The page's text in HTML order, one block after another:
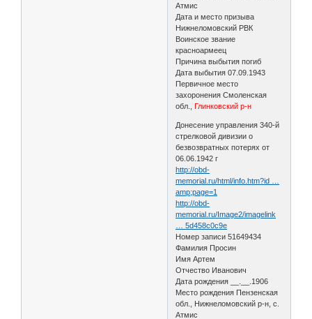
Атмис
Дата и место призыва
Нижнеломовский РВК
Воинское звание
красноармеец
Причина выбытия погиб
Дата выбытия 07.09.1943
Первичное место
захоронения Смоленская
обл., Глинковский р-н
Донесение управления 340-й
стрелковой дивизии о
безвозвратных потерях от
06.06.1942 г
http://obd-
memorial.ru/html/info.htm?id …
amp;page=1
http://obd-
memorial.ru/Image2/imagelink
… 5d458c0c9e
Номер записи 51649434
Фамилия Просин
Имя Артем
Отчество Иванович
Дата рождения __.__.1906
Место рождения Пензенская
обл., Нижнеломовский р-н, с.
Атмис